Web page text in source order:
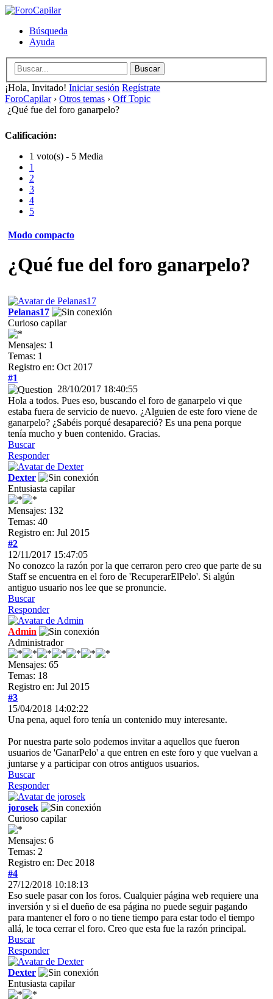
Búsqueda
Ayuda
¡Hola, Invitado! Iniciar sesión Regístrate
ForoCapilar› Otros temas › Off Topic
¿Qué fue del foro ganarpelo?
Calificación:
1 voto(s) - 5 Media
1
2
3
4
5
Modo compacto
¿Qué fue del foro ganarpelo?
Pelanas17
Curioso capilar
Mensajes: 1
Temas: 1
Registro en: Oct 2017
#1
28/10/2017 18:40:55
Hola a todos. Pues eso, buscando el foro de ganarpelo vi que
estaba fuera de servicio de nuevo. ¿Alguien de este foro viene de
ganarpelo? ¿Sabéis porqué desapareció? Es una pena porque
tenía mucho y buen contenido. Gracias.
Buscar
Responder
Dexter
Entusiasta capilar
Mensajes: 132
Temas: 40
Registro en: Jul 2015
#2
12/11/2017 15:47:05
No conozco la razón por la que cerraron pero creo que parte de su
Staff se encuentra en el foro de 'RecuperarElPelo'. Si algún
antiguo usuario nos lee que se pronuncie.
Buscar
Responder
Admin
Administrador
Mensajes: 65
Temas: 18
Registro en: Jul 2015
#3
15/04/2018 14:02:22
Una pena, aquel foro tenía un contenido muy interesante.
Por nuestra parte solo podemos invitar a aquellos que fueron
usuarios de 'GanarPelo' a que entren en este foro y que vuelvan a
juntarse y a participar con otros antiguos usuarios.
Buscar
Responder
jorosek
Curioso capilar
Mensajes: 6
Temas: 2
Registro en: Dec 2018
#4
27/12/2018 10:18:13
Eso suele pasar con los foros. Cualquier página web requiere una
inversión y si el dueño de esa página no puede seguir pagando
para mantener el foro o no tiene tiempo para estar todo el tiempo
allá, le toca cerrar el foro. Creo que esta fue la razón principal.
Buscar
Responder
Dexter
Entusiasta capilar